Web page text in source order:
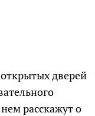
дверей
расскажут о